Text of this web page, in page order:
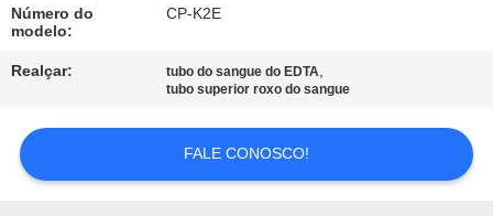
PRIVACY
POLICY
Número do
modelo:
CP-K2E
Realçar: tubo do sangue do EDTA,
tubo superior roxo do sangue
FALE CONOSCO!